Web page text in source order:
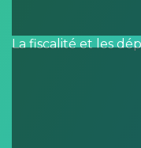
La fiscalité et les